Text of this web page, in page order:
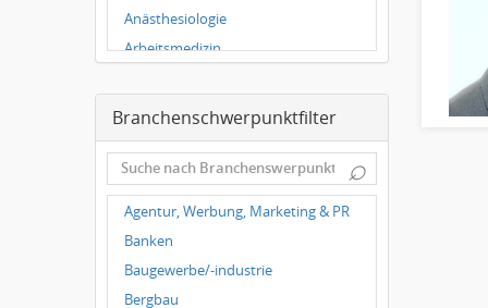
Duisburg
Anästhesiologie
Arbeitsmedizin
Chirurgie
Frauenheilkunde, Geburtshilfe
Hals-Nasen-Ohrenheilkunde
Hautkrankheiten,
Geschlechtskrankheiten
Hygienemedizin, Umweltmedizin
Innere Medizin
Branchenschwerpunktfilter
⌕
Agentur, Werbung, Marketing & PR
Banken
Baugewerbe/-industrie
Bergbau